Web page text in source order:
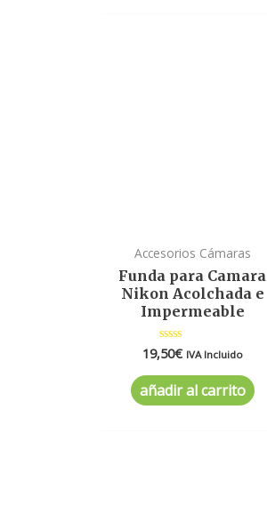
Accesorios Cámaras
Funda para Camara
Nikon Acolchada e
Impermeable
Valorado
en
0
de
5
19,50€ IVA Incluido
añadir al carrito